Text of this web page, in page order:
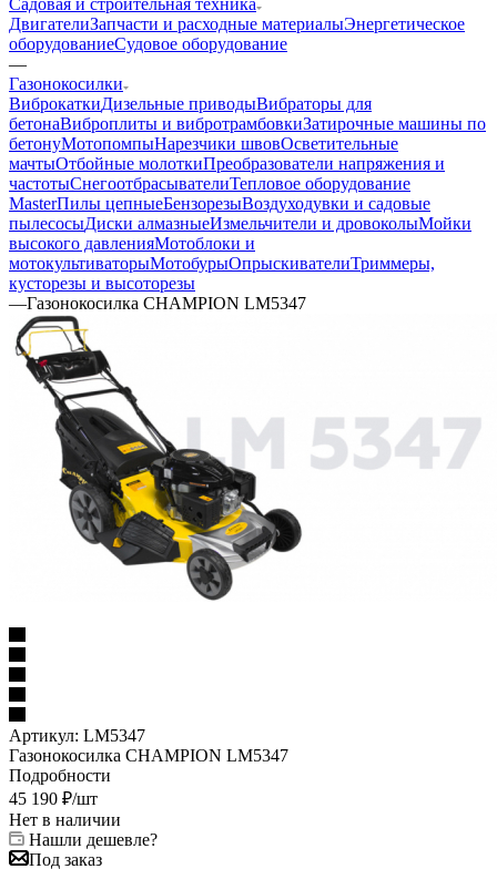
ДвигателиЗапчасти и расходные материалыЭнергетическое
оборудованиеСудовое оборудование
—
Газонокосилки
ВиброкаткиДизельные приводыВибраторы для
бетонаВиброплиты и вибротрамбовкиЗатирочные машины по
бетонуМотопомпыНарезчики швовОсветительные
мачтыОтбойные молоткиПреобразователи напряжения и
частотыСнегоотбрасывателиТепловое оборудование
MasterПилы цепныеБензорезыВоздуходувки и садовые
пылесосыДиски алмазныеИзмельчители и дровоколыМойки
высокого давленияМотоблоки и
мотокультиваторыМотобурыОпрыскивателиТриммеры,
кусторезы и высоторезы
—Газонокосилка CHAMPION LM5347
Артикул: LM5347
Газонокосилка CHAMPION LM5347
Подробности
45 190 ₽/шт
Нет в наличии
Нашли дешевле?
Под заказ